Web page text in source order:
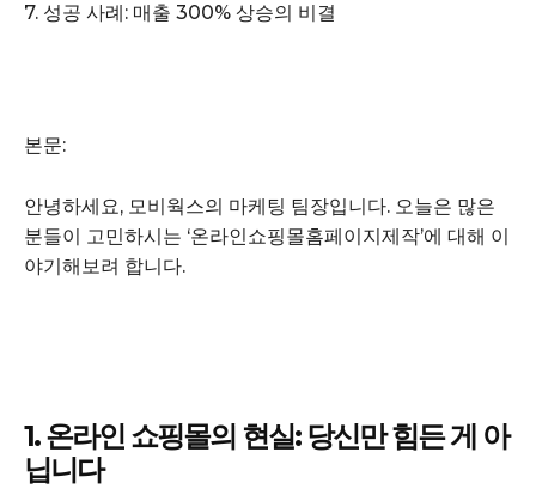
7. 성공 사례: 매출 300% 상승의 비결
본문:
안녕하세요, 모비웍스의 마케팅 팀장입니다. 오늘은 많은
분들이 고민하시는 ‘온라인쇼핑몰홈페이지제작’에 대해 이
야기해보려 합니다.
1. 온라인 쇼핑몰의 현실: 당신만 힘든 게 아
닙니다